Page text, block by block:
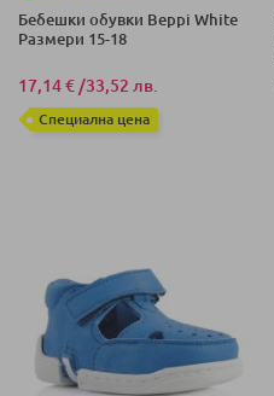
Бебешки обувки Beppi White
Размери 15-18
17,14 €/33,52 лв.
Специална цена